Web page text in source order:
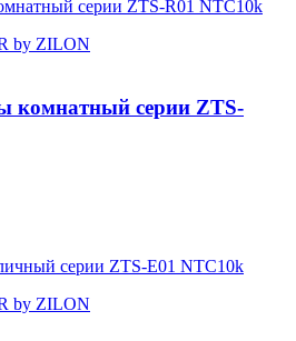
by ZILON
комнатный серии ZTS-
by ZILON